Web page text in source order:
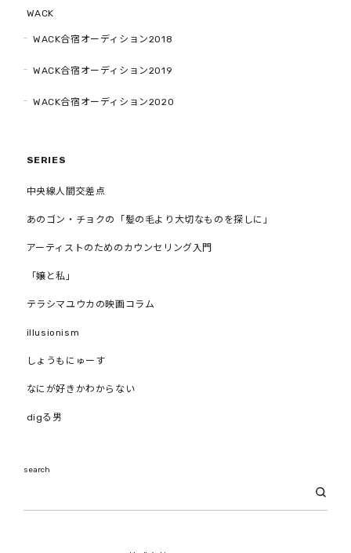
WACK
WACK合宿オーディション2018
WACK合宿オーディション2019
WACK合宿オーディション2020
SERIES
中央線人間交差点
あのゴン・チョクの「髪の毛より大切なものを探しに」
アーティストのためのカウンセリング入門
「嬢と私」
テラシマユウカの映画コラム
illusionism
しょうもにゅーす
なにが好きかわからない
digる男
search